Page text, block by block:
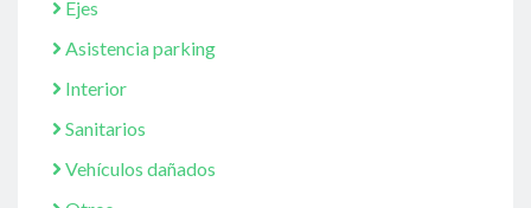
Ejes
Asistencia parking
Interior
Sanitarios
Vehículos dañados